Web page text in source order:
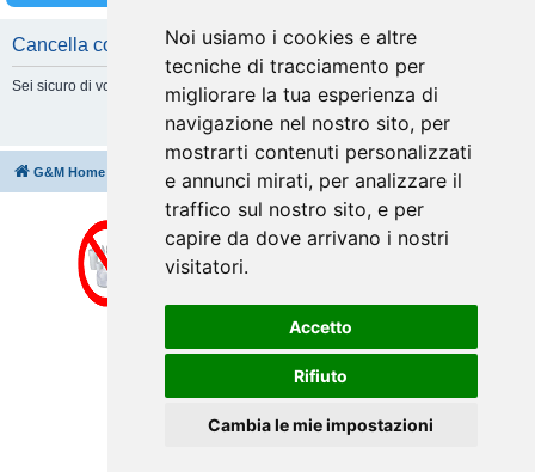
Noi usiamo i cookies e altre
tecniche di tracciamento per
migliorare la tua esperienza di
navigazione nel nostro sito, per
mostrarti contenuti personalizzati
e annunci mirati, per analizzare il
traffico sul nostro sito, e per
capire da dove arrivano i nostri
visitatori.
Accetto
Rifiuto
Cambia le mie impostazioni
Cancella cookie
Sei sicuro di volere cancellare tutti i cookie di questa Board?
G&M Home Tutti gli orari sonoUTC+02:00
Cancella cookie
phpBB® Forum Software © phpBB Limited